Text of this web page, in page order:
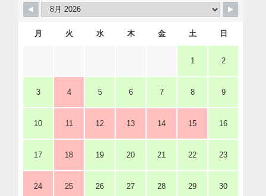
月 火 水 木 金 土 日
1 2
3 4 5 6 7 8 9
10 11 12 13 14 15 16
17 18 19 20 21 22 23
24 25 26 27 28 29 30